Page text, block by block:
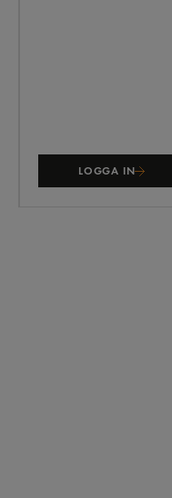
LOGGA IN